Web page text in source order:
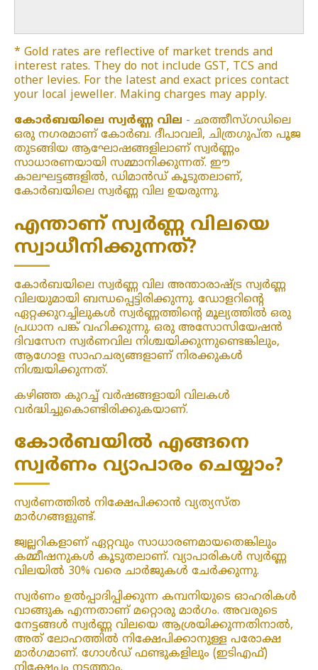
* Gold rates are reflective of market trends and
interest rates. They do not include GST, TCS and
other levies. For the latest and exact prices contact
your local jeweller. Making charges may apply.
കോർബയിലെ സ്വർണ്ണ വില - ഛത്തീസ്ഗഡിലെ
ഒരു നഗരമാണ് കോർബ. ദീപാവലി, ചിത്രഗുപ്ത പൂജ
തുടങ്ങിയ ആഘോഷങ്ങളിലാണ് സ്വർണ്ണം
സാധാരണയായി സമ്മാനിക്കുന്നത്. ഈ
കാലഘട്ടങ്ങളിൽ, ഡിമാൻഡ് കൂടുതലാണ്,
കോർബയിലെ സ്വർണ്ണ വില ഉയരുന്നു.
എന്താണ് സ്വർണ്ണ വിലയെ
സ്വാധീനിക്കുന്നത്?
കോർബയിലെ സ്വർണ്ണ വില അന്താരാഷ്ട്ര സ്വർണ്ണ
വിലയുമായി ബന്ധപ്പെട്ടിരിക്കുന്നു. ഡോളറിന്റെ
ഏറ്റക്കുറച്ചിലുകൾ സ്വർണ്ണത്തിന്റെ മൂല്യത്തിൽ ഒരു
പ്രധാന പങ്ക് വഹിക്കുന്നു. ഒരു അസോസിയേഷൻ
ദിവസേന സ്വർണവില നിശ്ചയിക്കുന്നുണ്ടെങ്കിലും,
ആഗോള സാഹചര്യങ്ങളാണ് നിരക്കുകൾ
നിശ്ചയിക്കുന്നത്.
കഴിഞ്ഞ കുറച്ച് വർഷങ്ങളായി വിലകൾ
വർദ്ധിച്ചുകൊണ്ടിരിക്കുകയാണ്.
കോർബയിൽ എങ്ങനെ
സ്വർണം വ്യാപാരം ചെയ്യാം?
സ്വർണത്തിൽ നിക്ഷേപിക്കാൻ വ്യത്യസ്ത
മാർഗങ്ങളുണ്ട്.
ജ്വല്ലറികളാണ് ഏറ്റവും സാധാരണമായതെങ്കിലും
കമ്മീഷനുകൾ കൂടുതലാണ്. വ്യാപാരികൾ സ്വർണ്ണ
വിലയിൽ 30% വരെ ചാർജുകൾ ചേർക്കുന്നു.
സ്വർണം ഉൽപ്പാദിപ്പിക്കുന്ന കമ്പനിയുടെ ഓഹരികൾ
വാങ്ങുക എന്നതാണ് മറ്റൊരു മാർഗം. അവരുടെ
നേട്ടങ്ങൾ സ്വർണ്ണ വിലയെ ആശ്രയിക്കുന്നതിനാൽ,
അത് ലോഹത്തിൽ നിക്ഷേപിക്കാനുള്ള പരോക്ഷ
മാർഗമാണ്. ഗോൾഡ് ഫണ്ടുകളിലും (ഇടിഎഫ്)